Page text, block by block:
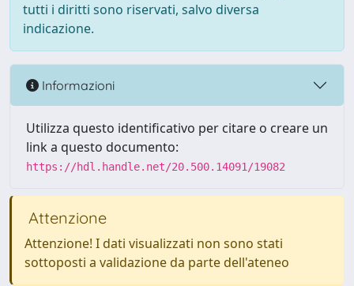
tutti i diritti sono riservati, salvo diversa
indicazione.
Informazioni
Utilizza questo identificativo per citare o creare un
link a questo documento:
https://hdl.handle.net/20.500.14091/19082
Attenzione
Attenzione! I dati visualizzati non sono stati
sottoposti a validazione da parte dell'ateneo